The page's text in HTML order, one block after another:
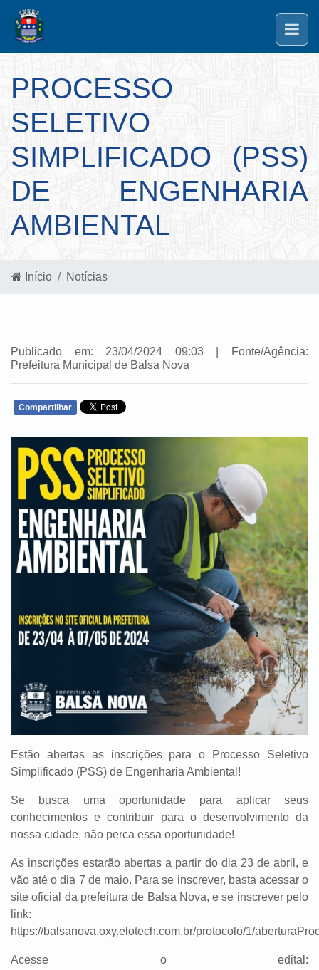
PROCESSO
SELETIVO
SIMPLIFICADO (PSS)
DE ENGENHARIA
AMBIENTAL
Início Notícias
Publicado em: 23/04/2024 09:03 | Fonte/Agência:
Prefeitura Municipal de Balsa Nova
Compartilhar
Estão abertas as inscrições para o Processo Seletivo
Simplificado (PSS) de Engenharia Ambiental!
Se busca uma oportunidade para aplicar seus
conhecimentos e contribuir para o desenvolvimento da
nossa cidade, não perca essa oportunidade!
As inscrições estarão abertas a partir do dia 23 de abril, e
vão até o dia 7 de maio. Para se inscrever, basta acessar o
site oficial da prefeitura de Balsa Nova, e se inscrever pelo
link:
https://balsanova.oxy.elotech.com.br/protocolo/1/
Acesse o edital: